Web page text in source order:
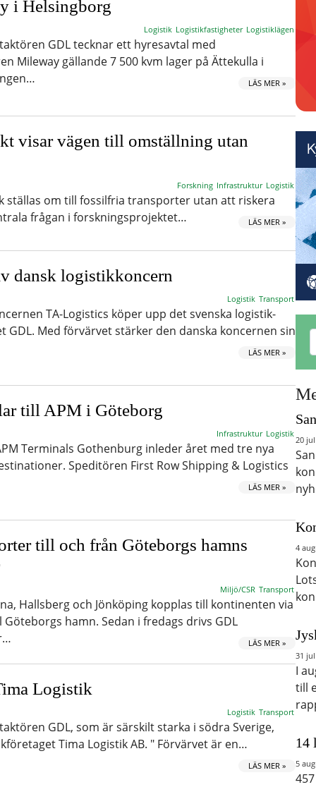
i Helsingborg
Logistik Logistikfastigheter Logistiklägen
GDL tecknar ett hyresavtal med
Mileway gällande 7 500 kvm lager på Ättekulla i
LÄS MER »
visar vägen till omställning utan
Forskning Infrastruktur Logistik
ställas om till fossilfria transporter utan att riskera
frågan i forskningsprojektet…
LÄS MER »
dansk logistikkoncern
Logistik Transport
TA-Logistics köper upp det svenska logistik-
Med förvärvet stärker den danska koncernen sin
LÄS MER »
till APM i Göteborg
Infrastruktur Logistik
Terminals Gothenburg inleder året med tre nya
Speditören First Row Shipping & Logistics
LÄS MER »
till och från Göteborgs hamns
Miljö/CSR Transport
Hallsberg och Jönköping kopplas till kontinenten via
hamn. Sedan i fredags drivs GDL
LÄS MER »
Logistik
Logistik Transport
GDL, som är särskilt starka i södra Sverige,
Tima Logistik AB. " Förvärvet är en…
LÄS MER »
20
4
31
I
till
14
5